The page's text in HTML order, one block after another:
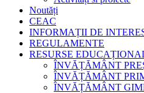
Noutăți
CEAC
INFORMAȚII DE
REGULAMENTE
RESURSE
ÎNVĂȚĂMÂNT
ÎNVĂȚĂMÂNT
ÎNVĂȚĂMÂNT